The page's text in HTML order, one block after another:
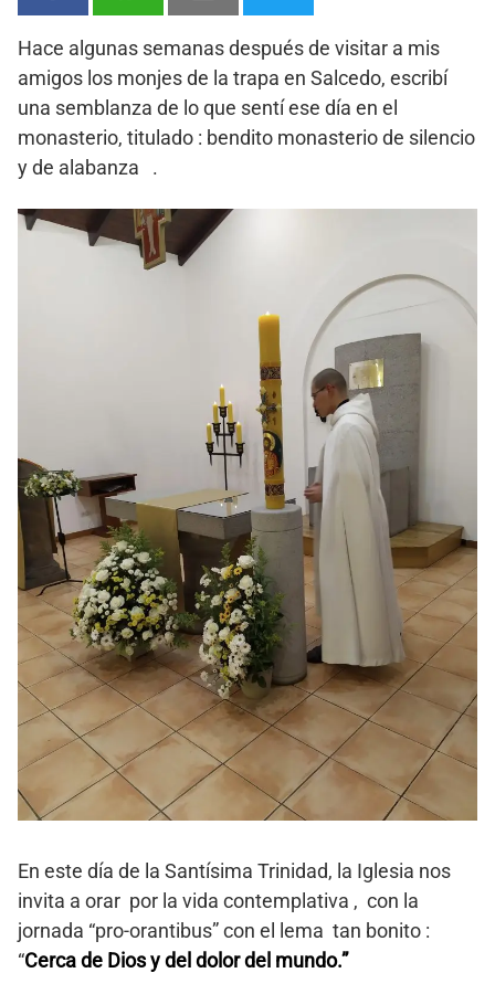
Hace algunas semanas después de visitar a mis
amigos los monjes de la trapa en Salcedo, escribí
una semblanza de lo que sentí ese día en el
monasterio, titulado : bendito monasterio de silencio
y de alabanza .
En este día de la Santísima Trinidad, la Iglesia nos
invita a orar por la vida contemplativa , con la
jornada “pro-orantibus” con el lema tan bonito :
“Cerca de Dios y del dolor del mundo.”